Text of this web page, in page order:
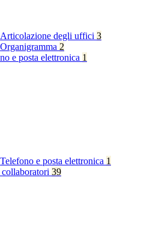
Articolazione degli uffici 3
Organigramma 2
e posta elettronica 1
Telefono e posta elettronica 1
39